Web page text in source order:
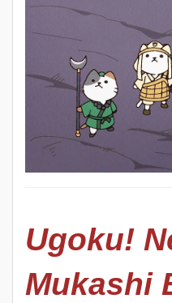
Ugoku!
Mukashi